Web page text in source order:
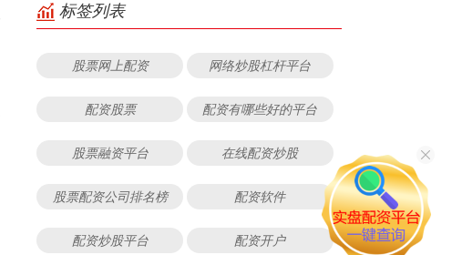
标签列表
股票网上配资 网络炒股杠杆平台
配资股票 配资有哪些好的平台
股票融资平台 在线配资炒股
股票配资公司排名榜 配资软件
配资炒股平台 配资开户